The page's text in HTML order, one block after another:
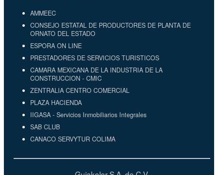
AMMEEC
CONSEJO ESTATAL DE PRODUCTORES DE PLANTA DE
ORNATO DEL ESTADO
ESPORA ON LINE
PRESTADORES DE SERVICIOS TURISTICOS
CAMARA MEXICANA DE LA INDUSTRIA DE LA
CONSTRUCCION - CMIC
ZENTRALIA CENTRO COMERCIAL
PLAZA HACIENDA
IIGASA - Servicios Inmobiliarios Integrales
SAB CLUB
CANACO SERVYTUR COLIMA